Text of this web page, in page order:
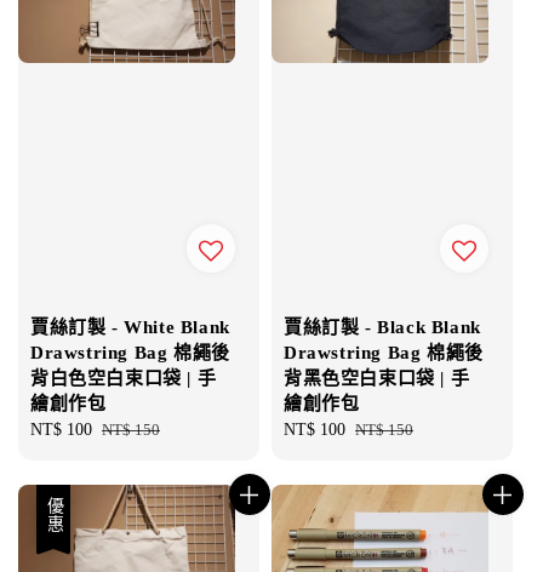
賈絲訂製 - White Blank
Drawstring Bag 棉繩後
背白色空白束口袋 | 手
繪創作包
Sale
NT$ 100 Regular
NT$ 150
賈絲訂製 - Black Blank
Drawstring Bag 棉繩後
背黑色空白束口袋 | 手
繪創作包
Sale
NT$ 100 Regular
NT$ 150
優惠